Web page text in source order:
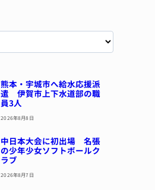
熊本・宇城市へ給水応援派
遣 伊賀市上下水道部の職
員3人
2026年8月8日
中日本大会に初出場 名張
の少年少女ソフトボールク
ラブ
2026年8月7日